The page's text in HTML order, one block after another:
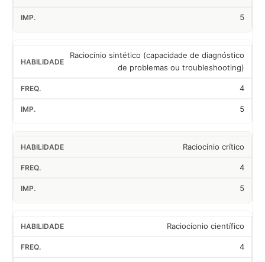
5
Raciocínio sintético (capacidade de diagnóstico
de problemas ou troubleshooting)
4
5
Raciocínio crítico
4
5
Raciocíonio científico
4